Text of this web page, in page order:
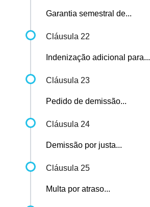
Garantia semestral de...
Cláusula 22
Indenização adicional para...
Cláusula 23
Pedido de demissão...
Cláusula 24
Demissão por justa...
Cláusula 25
Multa por atraso...